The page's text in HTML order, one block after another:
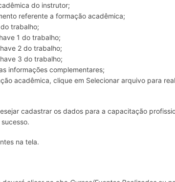
do instrutor;
referente a formação acadêmica;
trabalho;
1 do trabalho;
2 do trabalho;
3 do trabalho;
informações complementares;
acadêmica, clique em Selecionar arquivo para
cadastrar os dados para a capacitação
na tela.